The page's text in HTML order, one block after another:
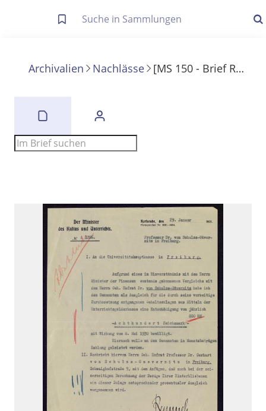
Die letzte Trefferliste besteht aus Ihrer letzten Suche, samt
Anzeigen
Zuletzt gesucht
Archivalien Nachlässe [MS 150 - Brief Remmeles an Schulze-Gävernitz]